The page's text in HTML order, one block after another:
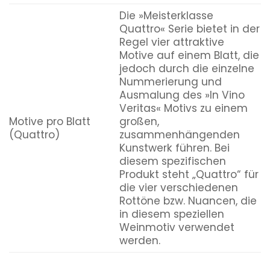
Motive pro Blatt
(Quattro)
Die »Meisterklasse
Quattro« Serie bietet in der
Regel vier attraktive
Motive auf einem Blatt, die
jedoch durch die einzelne
Nummerierung und
Ausmalung des »In Vino
Veritas« Motivs zu einem
großen,
zusammenhängenden
Kunstwerk führen. Bei
diesem spezifischen
Produkt steht „Quattro“ für
die vier verschiedenen
Rottöne bzw. Nuancen, die
in diesem speziellen
Weinmotiv verwendet
werden.